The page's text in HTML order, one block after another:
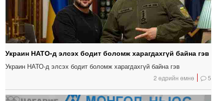
Украин НАТО-д элсэх бодит боломж харагдахгүй байна гэв
Украин НАТО-д элсэх бодит боломж харагдахгүй байна гэв
2 өдрийн өмнө 5